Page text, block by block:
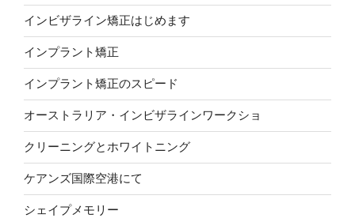
インビザライン矯正はじめます
インプラント矯正
インプラント矯正のスピード
オーストラリア・インビザラインワークショ
クリーニングとホワイトニング
ケアンズ国際空港にて
シェイプメモリー